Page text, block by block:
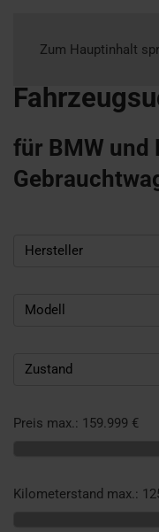
Zum Hauptinhalt
für BMW und
Hersteller
Modell
Zustand
Preis max.: 159.999 €
Kilometerstand max.: